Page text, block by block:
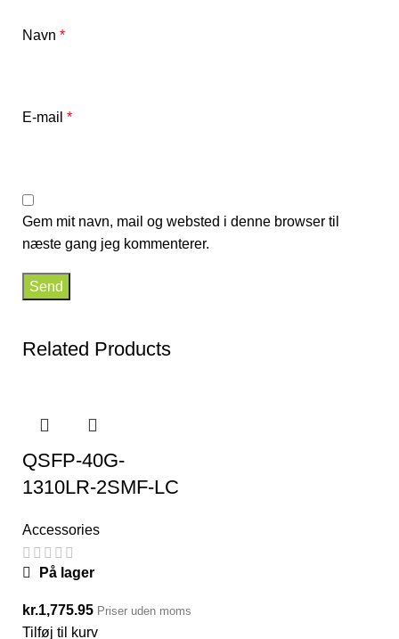
Navn *
E-mail *
Gem mit navn, mail og websted i denne browser til
næste gang jeg kommenterer.
Related Products
QSFP-40G-
1310LR-2SMF-LC
Accessories
På lager
kr.1,775.95 Priser uden moms
Tilføj til kurv